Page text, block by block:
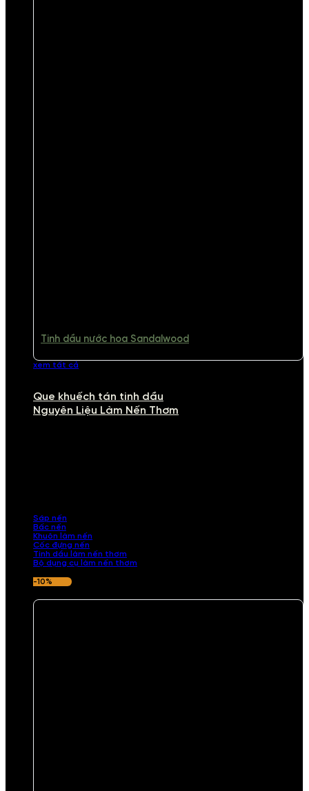
Tinh dầu nước hoa Sandalwood
xem tất cả
Que khuếch tán tinh dầu
Nguyên Liệu Làm Nến Thơm
Sáp nến
Bấc nến
Khuôn làm nến
Cốc đựng nến
Tinh dầu làm nến thơm
Bộ dụng cụ làm nến thơm
-10%